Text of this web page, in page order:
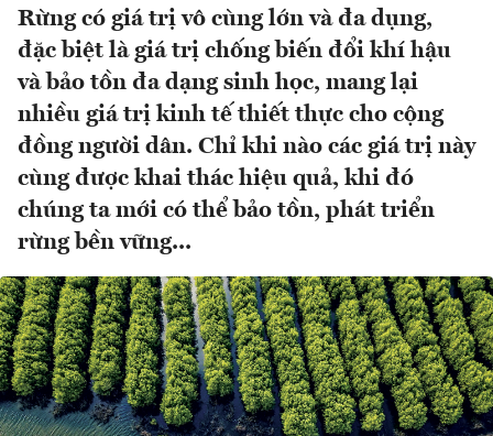
Rừng có giá trị vô cùng lớn và đa dụng,
đặc biệt là giá trị chống biến đổi khí hậu
và bảo tồn đa dạng sinh học, mang lại
nhiều giá trị kinh tế thiết thực cho cộng
đồng người dân. Chỉ khi nào các giá trị này
cùng được khai thác hiệu quả, khi đó
chúng ta mới có thể bảo tồn, phát triển
rừng bền vững...